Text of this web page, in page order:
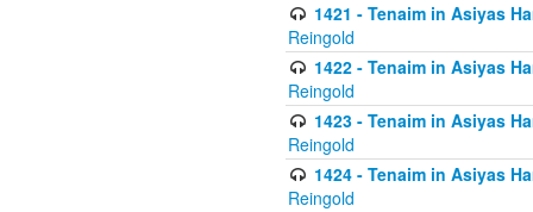
1421 - Tenaim in Asiyas
Reingold
1422 - Tenaim in Asiyas
Reingold
1423 - Tenaim in Asiyas
Reingold
1424 - Tenaim in Asiyas
Reingold